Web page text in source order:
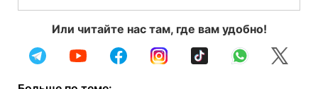
Или читайте нас там, где вам удобно!